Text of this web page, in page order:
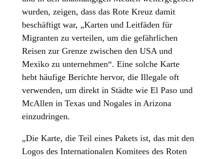
wurden, zeigen, dass das Rote Kreuz damit
beschäftigt war, „Karten und Leitfäden für
Migranten zu verteilen, um die gefährlichen
Reisen zur Grenze zwischen den USA und
Mexiko zu unternehmen“. Eine solche Karte
hebt häufige Berichte hervor, die Illegale oft
verwenden, um direkt in Städte wie El Paso und
McAllen in Texas und Nogales in Arizona
einzudringen.
„Die Karte, die Teil eines Pakets ist, das mit den
Logos des Internationalen Komitees des Roten